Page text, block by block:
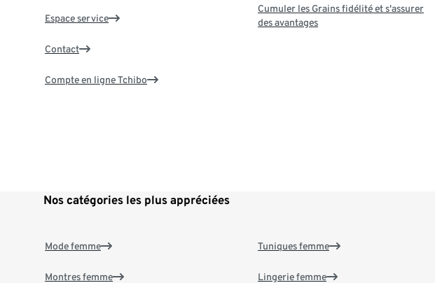
Espace service
Contact
Compte en ligne Tchibo
Cumuler les Grains fidélité et s'assurer
des avantages
Nos catégories les plus appréciées
Mode femme
Montres femme
Tuniques femme
Lingerie femme